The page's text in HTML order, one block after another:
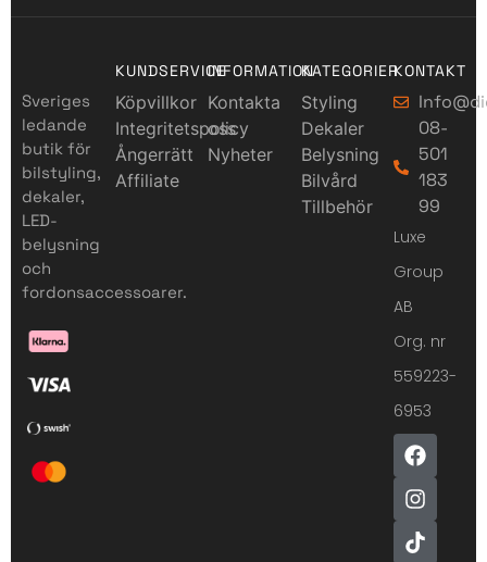
Sveriges
ledande
butik för
bilstyling,
dekaler,
LED-
belysning
och
fordonsaccessoarer.
KUNDSERVICE
Köpvillkor
Integritetspolicy
Ångerrätt
Affiliate
INFORMATION
Kontakta
oss
Nyheter
KATEGORIER
Styling
Dekaler
Belysning
Bilvård
Tillbehör
KONTAKT
08-
501
183
99
Luxe
Group
AB
Org. nr
559223-
6953